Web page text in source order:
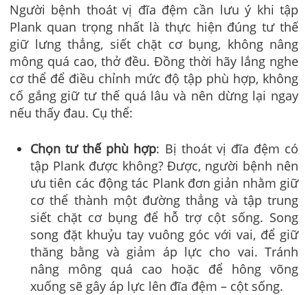
Người bệnh thoát vị đĩa đệm cần lưu ý khi tập
Plank quan trọng nhất là thực hiện đúng tư thế
giữ lưng thẳng, siết chặt cơ bụng, không nâng
mông quá cao, thở đều. Đồng thời hãy lắng nghe
cơ thể để điều chỉnh mức độ tập phù hợp, không
cố gắng giữ tư thế quá lâu và nên dừng lại ngay
nếu thấy đau. Cụ thể:
Chọn tư thế phù hợp: Bị thoát vị đĩa đệm có
tập Plank được không? Được, người bệnh nên
ưu tiên các động tác Plank đơn giản nhằm giữ
cơ thể thành một đường thẳng và tập trung
siết chặt cơ bụng để hỗ trợ cột sống. Song
song đặt khuỷu tay vuông góc với vai, để giữ
thăng bằng và giảm áp lực cho vai. Tránh
nâng mông quá cao hoặc để hông võng
xuống sẽ gây áp lực lên đĩa đệm – cột sống.